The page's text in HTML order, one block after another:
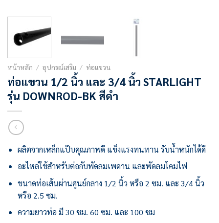
หน้าหลัก / อุปกรณ์เสริม / ท่อแขวน
ท่อแขวน 1/2 นิ้ว และ 3/4 นิ้ว STARLIGHT
รุ่น DOWNROD-BK สีดำ
ผลิตจากเหล็กแป๊บคุณภาพดี แข็งแรงทนทาน รับน้ำหนักได้ดี
อะไหล่ใช้สำหรับต่อกับพัดลมเพดาน และพัดลมโคมไฟ
ขนาดท่อเส้นผ่านศูนย์กลาง 1/2 นิ้ว หรือ 2 ซม. และ 3/4 นิ้ว
หรือ 2.5 ซม.
ความยาวท่อ มี 30 ซม. 60 ซม. และ 100 ซม